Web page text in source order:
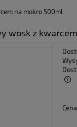
na mokro 500ml
wosk z
kosztów